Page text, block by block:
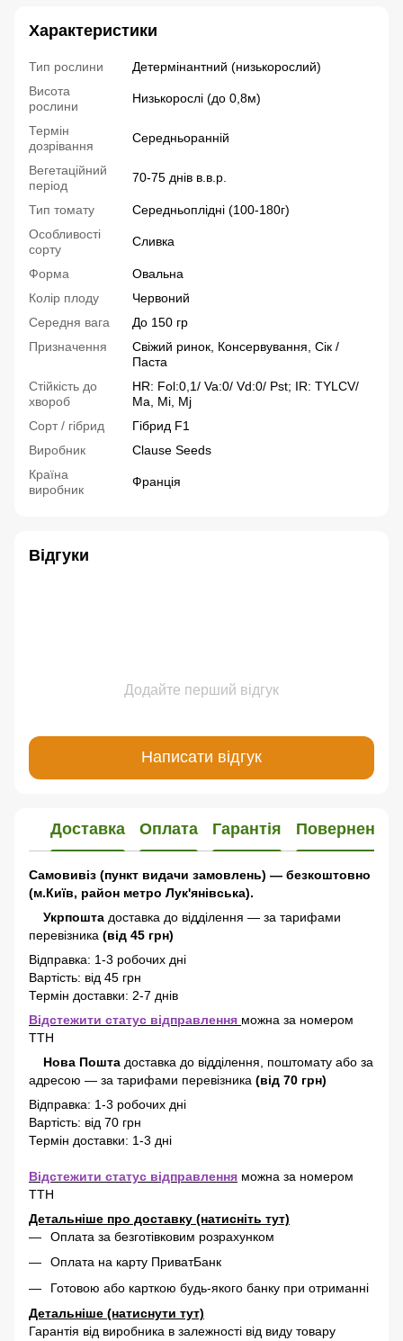
Характеристики
Тип рослини
Детермінантний (низькорослий)
Висота
рослини
Низькорослі (до 0,8м)
Термін
дозрівання
Середньоранній
Вегетаційний
період
70-75 днів в.в.р.
Тип томату
Середньоплідні (100-180г)
Особливості
сорту
Сливка
Форма
Овальна
Колір плоду
Червоний
Середня вага
До 150 гр
Призначення
Свіжий ринок, Консервування, Сік /
Паста
Стійкість до
хвороб
HR: Fol:0,1/ Va:0/ Vd:0/ Pst; IR: TYLCV/
Ma, Mi, Mj
Сорт / гібрид
Гібрид F1
Виробник
Clause Seeds
Країна
виробник
Франція
Відгуки
Додайте перший відгук
Написати відгук
Доставка Оплата Гарантія Повернення
Самовивіз (пункт видачи замовлень) — безкоштовно
(м.Київ, район метро Лук'янівська).
Укрпошта доставка до відділення — за тарифами
перевізника (від 45 грн)
Відправка: 1-3 робочих дні
Вартість: від 45 грн
Термін доставки: 2-7 днів
Відстежити статус відправлення можна за номером
ТТН
Нова Пошта доставка до відділення, поштомату або за
адресою — за тарифами перевізника (від 70 грн)
Відправка: 1-3 робочих дні
Вартість: від 70 грн
Термін доставки: 1-3 дні
Відстежити статус відправлення можна за номером
ТТН
Детальніше про доставку (натисніть тут)
Оплата за безготівковим розрахунком
Оплата на карту ПриватБанк
Готовою або карткою будь-якого банку при отриманні
Детальніше (натиснути тут)
Гарантія від виробника в залежності від виду товару